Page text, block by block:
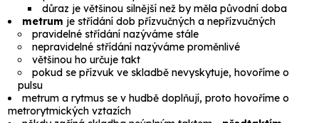
důraz je většinou silnější než by měla původní doba
metrum je střídání dob přízvučných a nepřízvučných
pravidelné střídání nazýváme stále
nepravidelné střídání nazývámeproměnlivé
většinou ho určuje takt
pokud se přízvuk ve skladbě nevyskytuje, hovoříme o
pulsu
metrum a rytmus se v hudbě doplňují, proto hovoříme o
metrorytmických vztazích